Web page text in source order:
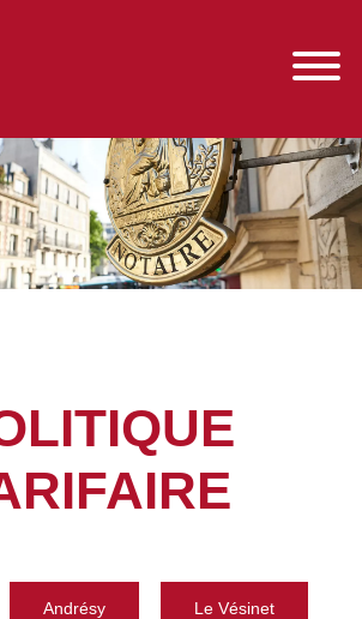
Andrésy Le Vésinet